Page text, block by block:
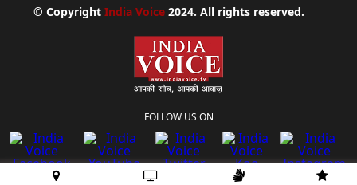
© Copyright India Voice 2024. All rights reserved.
FOLLOW US ON